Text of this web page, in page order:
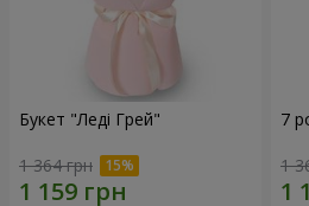
Букет "Леді Грей"
1 364 грн
7
1